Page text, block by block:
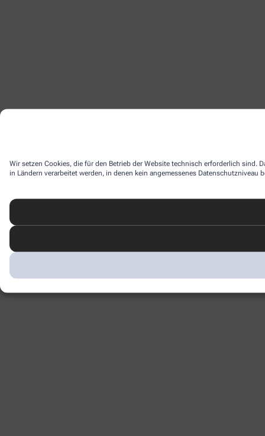
Wir setzen Cookies, die für den Betrieb der Website technisch erforderlich sind.
in Ländern verarbeitet werden, in denen kein angemessenes